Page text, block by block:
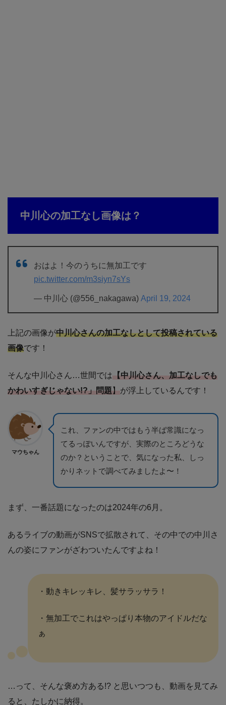
中川心の加工なし画像は？
おはよ！今のうちに無加工です
pic.twitter.com/m3siyn7sYs
— 中川心 (@556_nakagawa) April 19, 2024
上記の画像が中川心さんの加工なしとして投稿されている
画像です！
そんな中川心さん…世間では 【中川心さん、加工なしでも
かわいすぎじゃない!?」問題 】 が浮上しているんです！
マウちゃん
これ、ファンの中ではもう半ば常識になっ
てるっぽいんですが、実際のところどうな
のか？ということで、気になった私、しっ
かりネットで調べてみましたよ〜！
まず、一番話題になったのは2024年の6月。
あるライブの動画がSNSで拡散されて、その中での中川さ
んの姿にファンがざわついたんですよね！
・動きキレッキレ、髪サラッサラ！
・無加工でこれはやっぱり本物のアイドルだな
ぁ
…って、そんな褒め方ある!? と思いつつも、動画を見てみ
ると、たしかに納得。